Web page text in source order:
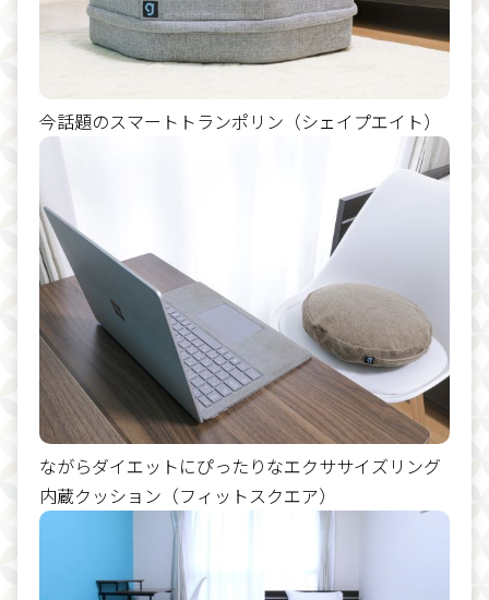
今話題のスマートトランポリン（シェイプエイト）
ながらダイエットにぴったりなエクササイズリング
内蔵クッション（フィットスクエア）